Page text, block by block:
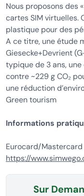
Nous proposons des
cartes SIM virtuelles.
plastique pour des
A ce titre, une étude
Giesecke+Devrient
typique de 3 ans, une
contre ~229 g CO₂
une réduction
Green tourism
Informations
Eurocard/Mastercard
https://
Sur